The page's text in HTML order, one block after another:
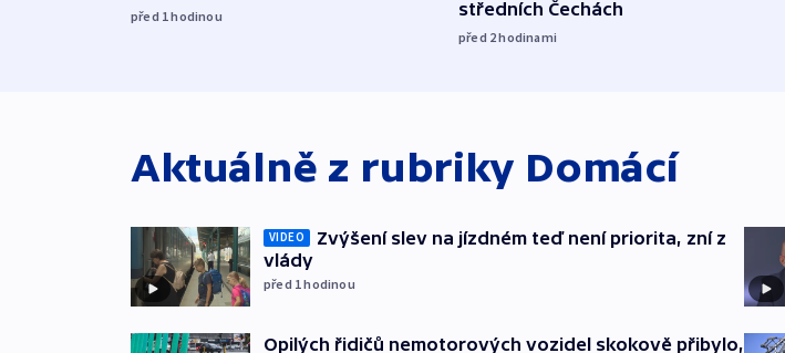
před 1hodinou
středních Čechách
před 2hodinami
Aktuálně z rubriky Domácí
VIDEO
Zvýšení slev na jízdném teď není priorita, zní z
vlády
před 1hodinou
Opilých řidičů nemotorových vozidel skokově přibylo,